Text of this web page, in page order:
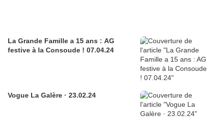
La Grande Famille a 15 ans : AG
festive à la Consoude ! 07.04.24
Vogue La Galère · 23.02.24